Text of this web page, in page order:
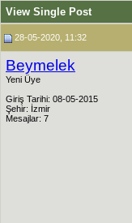
View Single Post
28-05-2020, 11:32
Beymelek
Yeni Üye
Giriş Tarihi: 08-05-2015
Şehir: İzmir
Mesajlar: 7